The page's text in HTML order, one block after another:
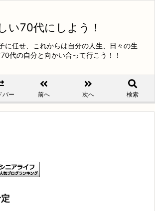
い70代にしよう！
に任せ、これからは自分の人生、日々の生
代の自分と向かい合って行こう！！
バー 前へ 次へ 検索